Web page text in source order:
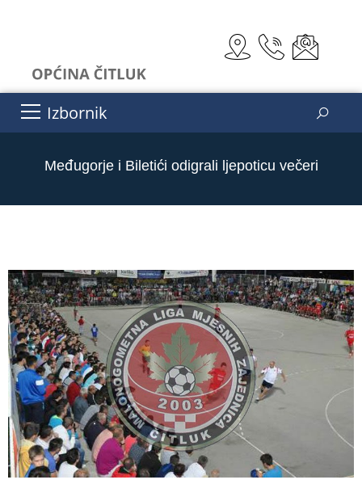
Izbornik
Međugorje i Biletići odigrali ljepoticu večeri